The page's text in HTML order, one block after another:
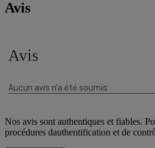
Avis
Nos avis sont authentiques et fiables.
procédures dauthentification et de